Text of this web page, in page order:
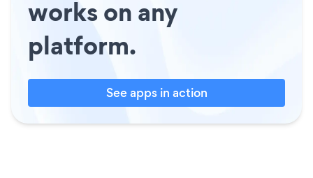
works on any
platform.
See apps in action